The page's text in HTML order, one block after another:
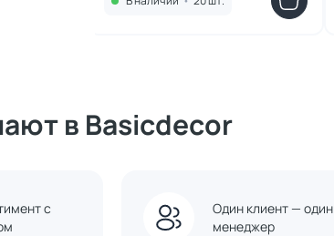
в Basicdecor
с
Один клиент — один
менеджер